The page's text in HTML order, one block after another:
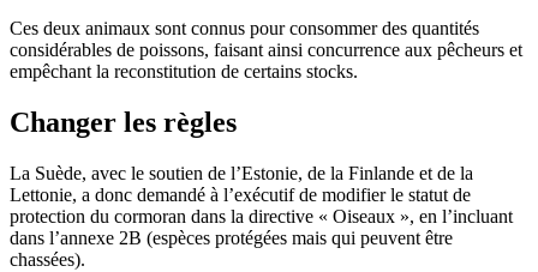
Ces deux animaux sont connus pour consommer des quantités
considérables de poissons, faisant ainsi concurrence aux pêcheurs et
empêchant la reconstitution de certains stocks.
Changer les règles
La Suède, avec le soutien de l’Estonie, de la Finlande et de la
Lettonie, a donc demandé à l’exécutif de modifier le statut de
protection du cormoran dans la directive « Oiseaux », en l’incluant
dans l’annexe 2B (espèces protégées mais qui peuvent être
chassées).